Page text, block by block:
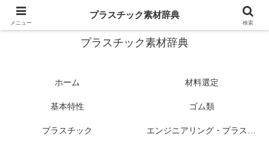
プラスチック関連情報サイト
プラスチック素材辞典
ホーム 材料選定
基本特性 ゴム類
プラスチック エンジニアリング・プラスチック
メニュー
プラスチック素材辞典
検索